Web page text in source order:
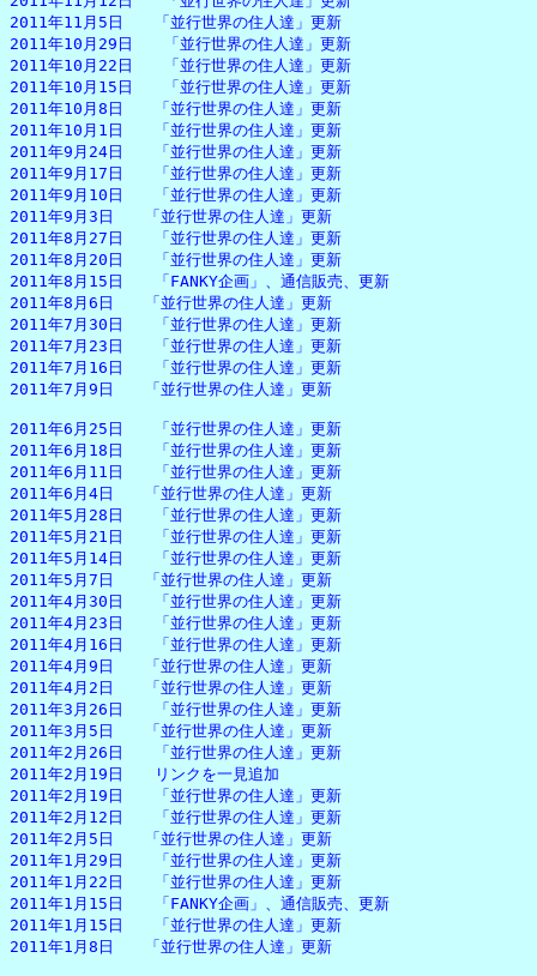
2011年11月5日　　「並行世界の住人達」更新
2011年10月29日　　「並行世界の住人達」更新
2011年10月22日　　「並行世界の住人達」更新
2011年10月15日　　「並行世界の住人達」更新
2011年10月8日　　「並行世界の住人達」更新
2011年10月1日　　「並行世界の住人達」更新
2011年9月24日　　「並行世界の住人達」更新
2011年9月17日　　「並行世界の住人達」更新
2011年9月10日　　「並行世界の住人達」更新
2011年9月3日　　「並行世界の住人達」更新
2011年8月27日　　「並行世界の住人達」更新
2011年8月20日　　「並行世界の住人達」更新
2011年8月15日　　「FANKY企画」、通信販売、更新
2011年8月6日　　「並行世界の住人達」更新
2011年7月30日　　「並行世界の住人達」更新
2011年7月23日　　「並行世界の住人達」更新
2011年7月16日　　「並行世界の住人達」更新
2011年7月9日　　「並行世界の住人達」更新
2011年6月25日　　「並行世界の住人達」更新
2011年6月18日　　「並行世界の住人達」更新
2011年6月11日　　「並行世界の住人達」更新
2011年6月4日　　「並行世界の住人達」更新
2011年5月28日　　「並行世界の住人達」更新
2011年5月21日　　「並行世界の住人達」更新
2011年5月14日　　「並行世界の住人達」更新
2011年5月7日　　「並行世界の住人達」更新
2011年4月30日　　「並行世界の住人達」更新
2011年4月23日　　「並行世界の住人達」更新
2011年4月16日　　「並行世界の住人達」更新
2011年4月9日　　「並行世界の住人達」更新
2011年4月2日　　「並行世界の住人達」更新
2011年3月26日　　「並行世界の住人達」更新
2011年3月5日　　「並行世界の住人達」更新
2011年2月26日　　「並行世界の住人達」更新
2011年2月19日　　リンクを一見追加
2011年2月19日　　「並行世界の住人達」更新
2011年2月12日　　「並行世界の住人達」更新
2011年2月5日　　「並行世界の住人達」更新
2011年1月29日　　「並行世界の住人達」更新
2011年1月22日　　「並行世界の住人達」更新
2011年1月15日　　「FANKY企画」、通信販売、更新
2011年1月15日　　「並行世界の住人達」更新
2011年1月8日　　「並行世界の住人達」更新